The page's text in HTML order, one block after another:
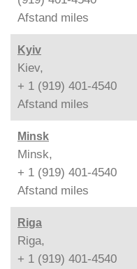
Afstand miles
Kyiv
Kiev,
+ 1 (919) 401-4540
Afstand miles
Minsk
Minsk,
+ 1 (919) 401-4540
Afstand miles
Riga
Riga,
+ 1 (919) 401-4540